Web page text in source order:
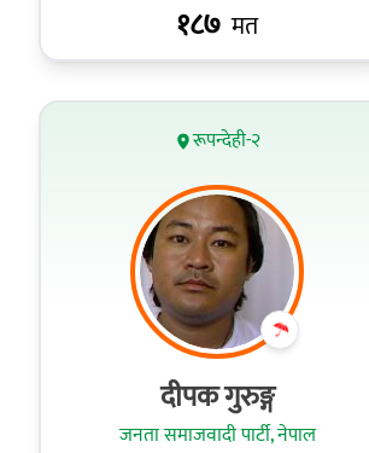
१८७ मत
रूपन्देही-२
दीपक गुरुङ्ग
जनता समाजवादी पार्टी, नेपाल